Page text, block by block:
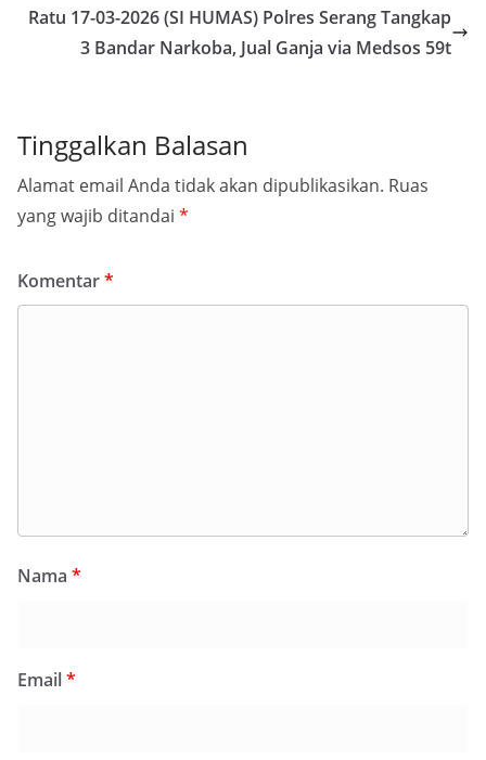
Ratu 17-03-2026 (SI HUMAS) Polres Serang Tangkap
3 Bandar Narkoba, Jual Ganja via Medsos 59t
Tinggalkan Balasan
Alamat email Anda tidak akan dipublikasikan. Ruas
yang wajib ditandai *
Komentar*
Nama *
Email*